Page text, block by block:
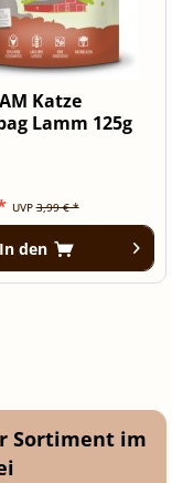
Katze
Lamm 125g
UVP3,99 € *
In den
Sortiment im